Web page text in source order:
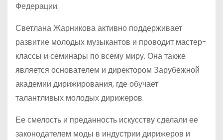
Федерации.
Светлана Жарникова активно поддерживает
развитие молодых музыкантов и проводит мастер-
классы и семинары по всему миру. Она также
является основателем и директором Зарубежной
академии дирижирования, где обучает
талантливых молодых дирижеров.
Ее смелость и преданность искусству сделали ее
законодателем моды в индустрии дирижеров и